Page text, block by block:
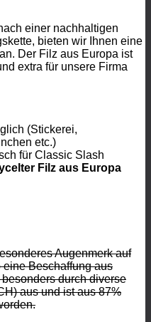
einer nachhaltigen
bieten wir Ihnen eine
Der Filz aus Europa ist
extra für unsere Firma
(Stickerei,
etc.)
für Classic Slash
Filz aus Europa
Augenmerk auf
Beschaffung aus
durch diverse
aus und ist aus 87%